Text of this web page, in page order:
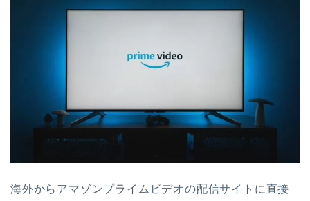
海外からアマゾンプライムビデオの配信サイトに直接